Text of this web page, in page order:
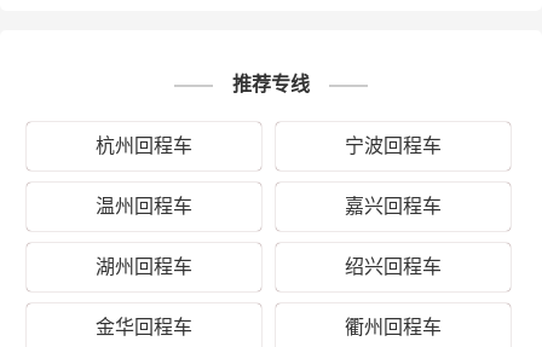
打包服务
纸、货运运单等；
2、塑料类包装：快递外包装塑料
袋、编织袋、内层包装用的塑料薄
膜、聚乙烯薄膜等；
3、木质类包装：木箱包装一般采用
胶合板钉装，一般可以定制；
4、其他包装：塑料薄膜充气袋、气
泡袋等填充物。
以上是义乌德时物流对关于义乌到伊
推荐专线
杭州回程车 宁波回程车
温州回程车 嘉兴回程车
湖州回程车 绍兴回程车
金华回程车 衢州回程车